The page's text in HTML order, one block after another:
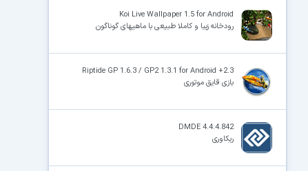
Koi Live Wallpaper 1.5 for Android
رودخانه زیبا و کاملا طبیعی با ماهیهای گوناگون
Riptide GP 1.6.3 / GP2 1.3.1 for Android +2.3
بازی قایق موتوری
DMDE 4.4.4.842
ریکاوری